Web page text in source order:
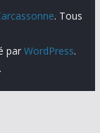
. Tous
par WordPress.